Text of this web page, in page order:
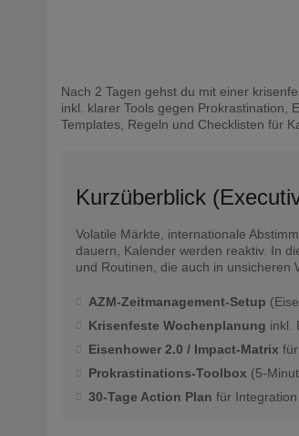
Nach 2 Tagen gehst du mit einer
inkl. klarer Tools gegen Prokrastination,
Templates, Regeln und Checklisten für
Kurzüberblick
Volatile Märkte, internationale
dauern, Kalender werden reaktiv. In
und Routinen, die auch in unsicheren
AZM-Zeitmanagement-Setup
Krisenfeste Wochenplanung inkl.
Eisenhower 2.0 / Impact-Matrix
Prokrastinations-Toolbox (5-
30-Tage Action Plan für